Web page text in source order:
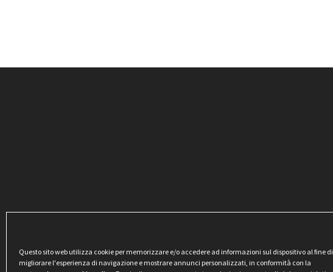
Questo sito web utilizza cookie per memorizzare e/o accedere ad informazioni sul dispositivo al fine di
migliorare l'esperienza di navigazione e mostrare annunci personalizzati, in conformità con la